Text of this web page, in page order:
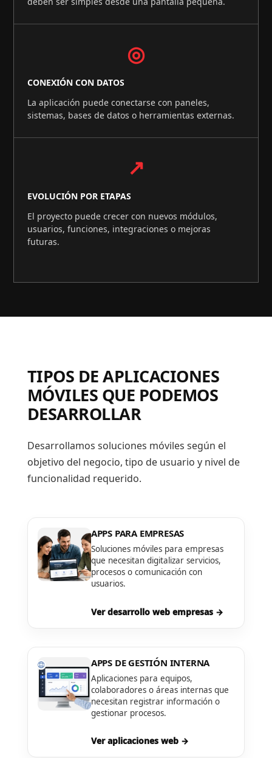
◎
CONEXIÓN CON DATOS
La aplicación puede conectarse con paneles,
sistemas, bases de datos o herramientas externas.
↗
EVOLUCIÓN POR ETAPAS
El proyecto puede crecer con nuevos módulos,
usuarios, funciones, integraciones o mejoras
futuras.
TIPOS DE APLICACIONES
MÓVILES QUE PODEMOS
DESARROLLAR
Desarrollamos soluciones móviles según el
objetivo del negocio, tipo de usuario y nivel de
funcionalidad requerido.
APPS PARA EMPRESAS
Soluciones móviles para empresas
que necesitan digitalizar servicios,
procesos o comunicación con
usuarios.
Ver desarrollo web empresas →
APPS DE GESTIÓN INTERNA
Aplicaciones para equipos,
colaboradores o áreas internas que
necesitan registrar información o
gestionar procesos.
Ver aplicaciones web →